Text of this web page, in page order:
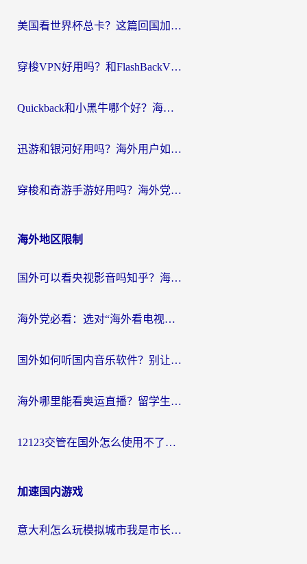
美国看世界杯总卡？这篇回国加速器指南帮你无缝刷国内资源（附苹果手机VPN设置步骤）
穿梭VPN好用吗？和FlashBackVPN对比哪个回国效果更好？
Quickback和小黑牛哪个好？海外党亲测指南，选对回国加速器秒回国内
迅游和银河好用吗？海外用户如何选择回国加速器实现无缝访问国内资源
穿梭和奇游手游好用吗？海外党亲测3款回国加速器，附蜜蜂加速器七天试用攻略
海外地区限制
国外可以看央视影音吗知乎？海外党亲测有效的回国加速方案
海外党必看：选对“海外看电视剧软件”，再也不用愁国内剧刷不了
国外如何听国内音乐软件？别让地域限制，断了你的中文歌单
海外哪里能看奥运直播？留学生&海外华人必看的体育赛事观赛终极指南
12123交管在国外怎么使用不了？海外华人必看的无缝访问国内资源指南
加速国内游戏
意大利怎么玩模拟城市我是市长？海外党国服游戏加速终极攻略（附三国3量子特攻解决办法）